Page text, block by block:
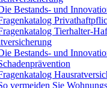
Bestands- und
Tierhalter-
Bestands- und
vermeiden Sie